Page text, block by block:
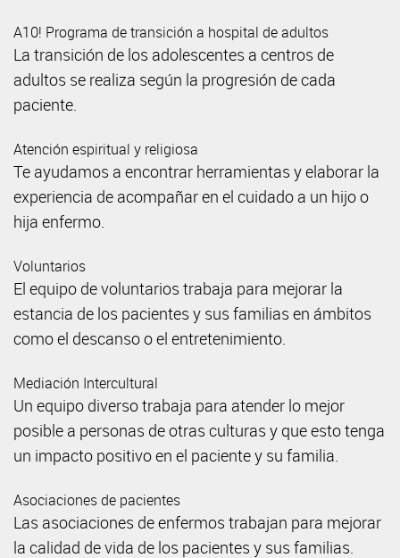
A10! Programa de transición a hospital de adultos
La transición de los adolescentes a centros de
adultos se realiza según la progresión de cada
paciente.
Atención espiritual y religiosa
Te ayudamos a encontrar herramientas y elaborar la
experiencia de acompañar en el cuidado a un hijo o
hija enfermo.
Voluntarios
El equipo de voluntarios trabaja para mejorar la
estancia de los pacientes y sus familias en ámbitos
como el descanso o el entretenimiento.
Mediación Intercultural
Un equipo diverso trabaja para atender lo mejor
posible a personas de otras culturas y que esto tenga
un impacto positivo en el paciente y su familia.
Asociaciones de pacientes
Las asociaciones de enfermos trabajan para mejorar
la calidad de vida de los pacientes y sus familias.